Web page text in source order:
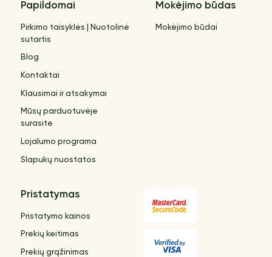
Papildomai
Pirkimo taisyklės | Nuotolinė
sutartis
Blog
Kontaktai
Klausimai ir atsakymai
Mūsų parduotuvėje
surasite
Lojalumo programa
Slapukų nuostatos
Mokėjimo būdas
Mokėjimo būdai
Pristatymas
Pristatymo kainos
Prekių keitimas
Prekių grąžinimas